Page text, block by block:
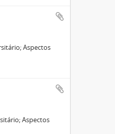
Aspectos
Aspectos